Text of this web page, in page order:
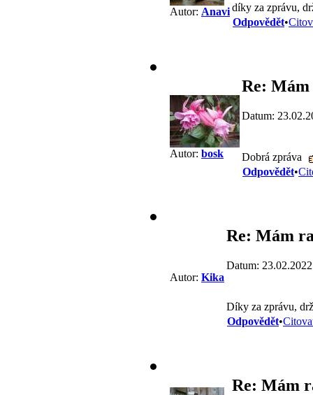
Autor: Anavidíky za zprávu,
Odpovědět•
Autor: bosk
Re: Mám
Datum:
Dobrá zpráva
Odpovědět•
Autor: Kika
Re: Mám
Datum:
Díky za zprávu,
Odpovědět•
Re: Mám